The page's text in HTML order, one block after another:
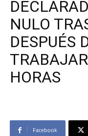
NULO
DESPUÉS
HORAS
Facebook